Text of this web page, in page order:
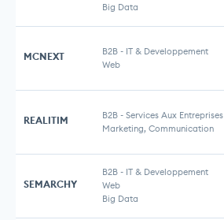
Big Data
MCNEXT B2B - IT & Developpement
Web
REALITIM B2B - Services Aux Entreprises
Marketing, Communication
SEMARCHY
B2B - IT & Developpement
Web
Big Data